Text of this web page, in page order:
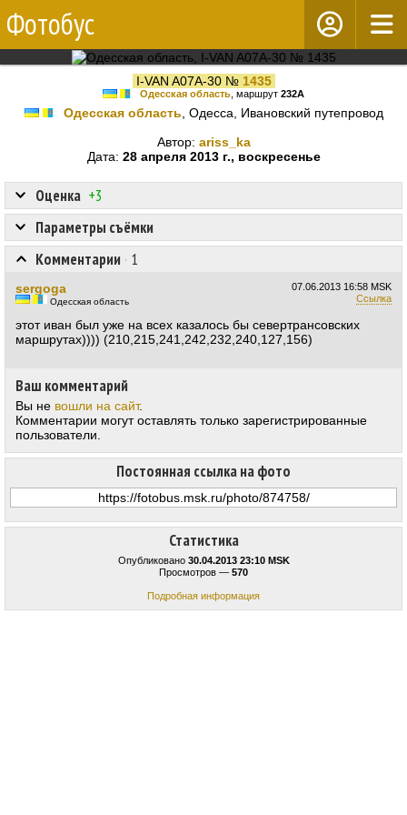
Фотобус
I-VAN A07A-30 № 1435
Одесская область , маршрут 232А
Одесская область , Одесса, Ивановский путепровод
Автор: ariss_ka
Дата: 28 апреля 2013 г., воскресенье
Статистика
Опубликовано 30.04.2013 23:10 MSK
Просмотров — 570
Подробная информация
Оценка +3
Постоянная ссылка на фото
Параметры съёмки
Комментарии · 1
07.06.2013 16:58 MSK
Ссылка
sergoga
Одесская область
этот иван был уже на всех казалось бы севертрансовских
маршрутах)))) (210,215,241,242,232,240,127,156)
Ваш комментарий
Вы не вошли на сайт.
Комментарии могут оставлять только зарегистрированные
пользователи.